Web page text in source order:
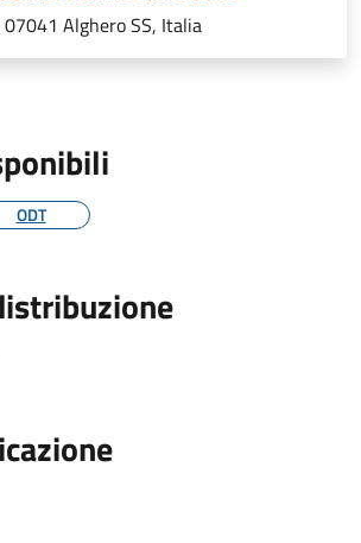
07041 Alghero SS, Italia
ODT